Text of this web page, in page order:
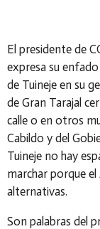
El presidente de
expresa su
de Tuineje en su
de Gran Tarajal
calle o en otros
Cabildo y del
Tuineje no hay
marchar porque
alternativas.
Son palabras del